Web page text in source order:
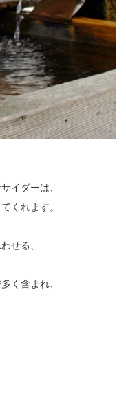
イダーは、
くれます。
せる、
く含まれ、